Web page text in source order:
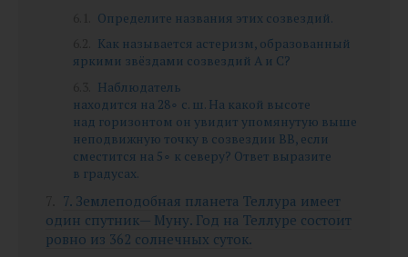
Определите названия этих созвездий.
Как называется астеризм, образованный
яркими звёздами созвездий A и C?
Наблюдатель
находится на 28∘ с. ш. На какой высоте
над горизонтом он увидит упомянутую выше
неподвижную точку в созвездии BB, если
сместится на 5∘ к северу? Ответ выразите
в градусах.
7. Землеподобная планета Теллура имеет
один спутник— Муну. Год на Теллуре состоит
ровно из 362 солнечных суток.